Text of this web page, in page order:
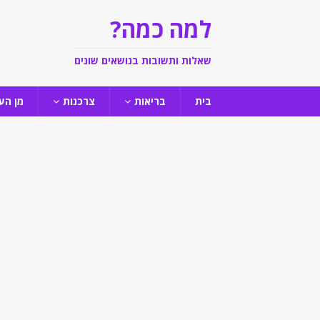
למה כמה?
שאלות ותשובות בנושאים שונים
בית בריאות צרכנות מן